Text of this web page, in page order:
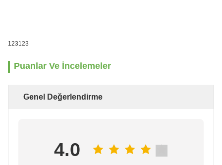
123123
Puanlar Ve İncelemeler
Genel Değerlendirme
4.0